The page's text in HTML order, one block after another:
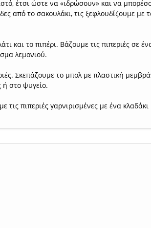
έτσι ώστε να «ιδρώσουν» και να
από το σακουλάκι, τις ξεφλουδίζουμε με
και το πιπέρι. Βάζουμε τις πιπεριές σε
λεμονιού.
Σκεπάζουμε το μπολ με πλαστική
ή στο ψυγείο.
πιπεριές γαρνιρισμένες με ένα κλαδάκι